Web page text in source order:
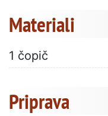
Materiali
1 čopič
Priprava